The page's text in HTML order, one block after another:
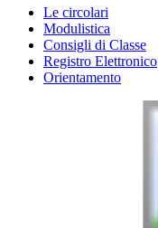
Le circolari
Modulistica
Consigli di Classe
Registro Elettronico
Orientamento